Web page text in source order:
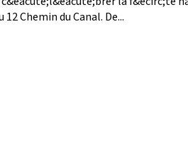
Chemin du Canal. De...